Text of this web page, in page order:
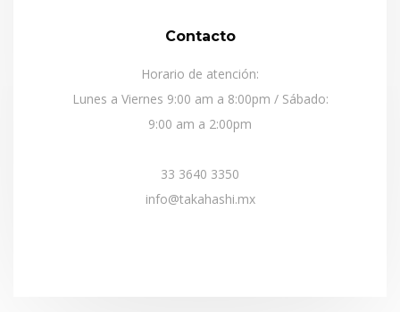
Contacto
Horario de atención:
Lunes a Viernes 9:00 am a 8:00pm / Sábado:
9:00 am a 2:00pm
33 3640 3350
info@takahashi.mx